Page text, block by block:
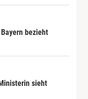
bezieht
sieht